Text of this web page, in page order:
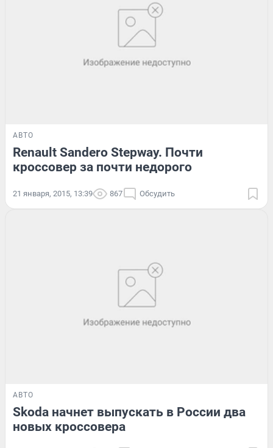
АВТО
Renault Sandero Stepway. Почти
кроссовер за почти недорого
21 января, 2015, 13:39 867 Обсудить
АВТО
Skoda начнет выпускать в России два
новых кроссовера